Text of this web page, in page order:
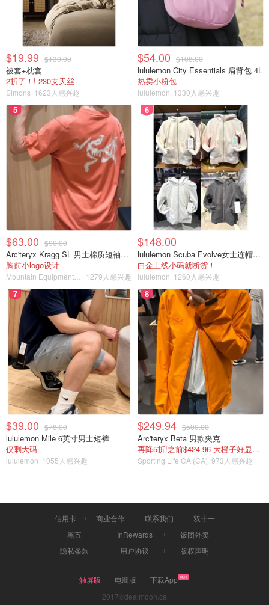
处方后拿到药，交给佩里的住家助理岩政，将这些氯胺酮出
售给佩里。
据称，这个“P 医生”还在短信中写道，“我想知道这个白痴
愿意付多少钱”。此外，他还想成为这位演员的“毒品顾
问”。
作为一名医生，在知道自己所做之事的危险性，并据称告诉
另一名患者佩里“已经因毒瘾而失去控制”的情况下，他还是
继续向他提供氯胺酮。
另一被告“氯胺酮女王”则被指控在两周内以大约11,000美元
的现金向佩里出售了50瓶氯胺酮，并与弗莱明和岩政一起将
其分发给佩里。她被指控向佩里出售了导致他死亡的一批氯
佩里于2023年10月28日去世，享年54岁。
警方称，他被发现在洛杉矶家中的按摩浴缸中失去意识。尸
检报告显示，他死于氯胺酮的急性影响。佩里血液中氯胺酮
浓度很高，很可能陷入昏迷，然后沉入水中。
图片来自于@abc ，版权属于原作者
露了这个广泛的地下犯罪网络。
如今真相浮出水面，让人唏嘘，希望他安息。
封面图：nbc
「该长文章来自@山鸡村小灵通-北美省钱快报，版权归原
$19.99 $130.00
被套+枕套
2折了！! 230支天丝
Simons 1623人感兴趣
$54.00 $108.00
lululemon City Essentials 肩背包 4L
热卖小粉包
lululemon 1330人感兴趣
5
$63.00 $90.00
Arc'teryx Kragg SL 男士棉质短袖T恤
胸前小logo设计
1279人感兴趣
6
$148.00
lululemon Scuba Evolve女士连帽卫衣 全拉链
白金上线小码就断货！
lululemon 1260人感兴趣
7
$39.00 $78.00
lululemon Mile 6英寸男士短裤
仅剩大码
lululemon 1055人感兴趣
8
$249.94 $500.00
Arc'teryx Beta 男款夹克
再降5折!之前$424.96 大橙子好显白 蹲补
Sporting Life CA (CA) 973人感兴趣
信用卡 商业合作 联系我们
双十一
黑五
InRewards
饭团外卖
隐私条款
用户协议 版权声明
触屏版 电脑版
下载App
2017©dealmoon.ca